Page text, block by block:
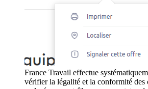
France Travail effectue
vérifier la légalité et la conformité des